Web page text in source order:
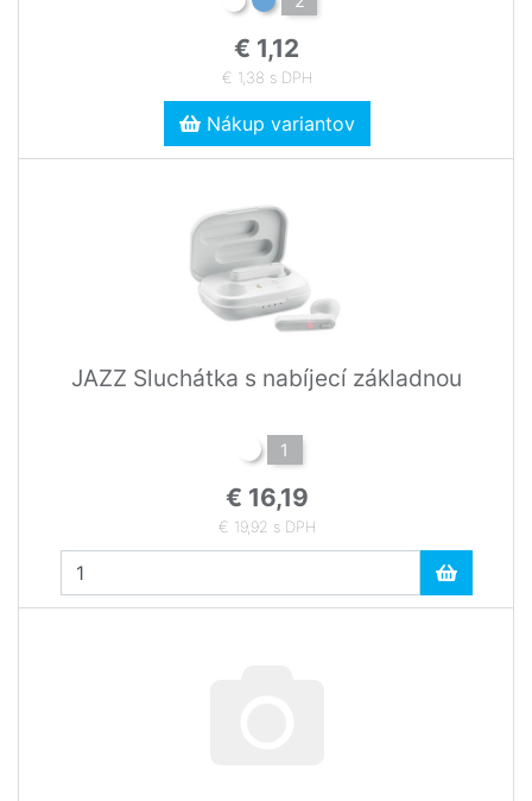
€ 1,12
€ 1,38 s DPH
Nákup variantov
JAZZ Sluchátka s nabíjecí základnou
1
€ 16,19
€ 19,92 s DPH